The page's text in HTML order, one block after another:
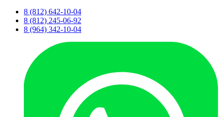
8 (812) 642-10-04
8 (812) 245-06-92
8 (964) 342-10-04